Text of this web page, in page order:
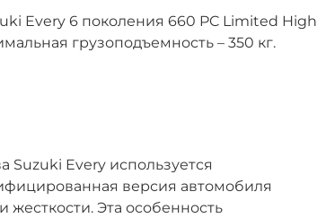
Every 6 поколения 660 PC Limited High
грузоподъемность – 350 кг.
Suzuki Every используется
версия автомобиля
Эта особенность